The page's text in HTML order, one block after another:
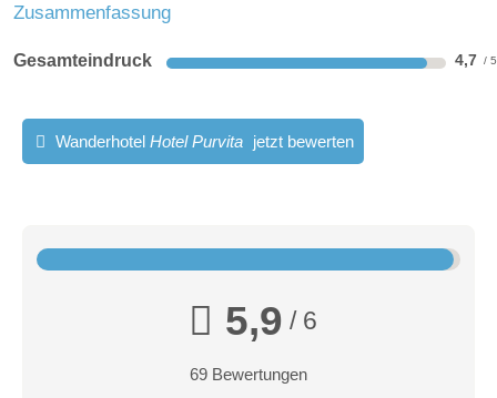
Zusammenfassung
Gesamteindruck 4,7
Wanderhotel Hotel Purvita jetzt bewerten
5,9 / 6
69 Bewertungen